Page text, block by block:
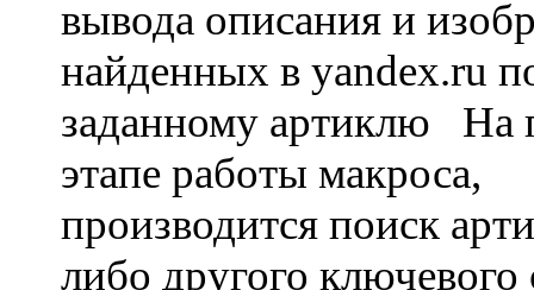
вывода описания и
найденных в yandex.ru
заданному артиклю На
этапе работы макроса,
производится поиск
либо другого ключевого